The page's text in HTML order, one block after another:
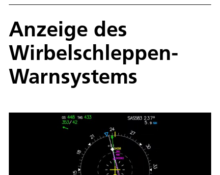
Anzeige des
Wirbelschleppen-
Warnsystems